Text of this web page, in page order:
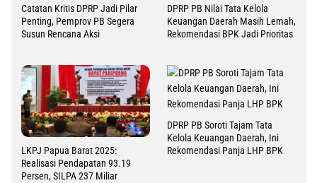
Catatan Kritis DPRP Jadi Pilar
Penting, Pemprov PB Segera
Susun Rencana Aksi
DPRP PB Nilai Tata Kelola
Keuangan Daerah Masih Lemah,
Rekomendasi BPK Jadi Prioritas
LKPJ Papua Barat 2025:
Realisasi Pendapatan 93.19
Persen, SILPA 237 Miliar
DPRP PB Soroti Tajam Tata
Kelola Keuangan Daerah, Ini
Rekomendasi Panja LHP BPK